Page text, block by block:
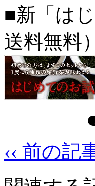
■新「は
送料無料
‹‹ 前の記